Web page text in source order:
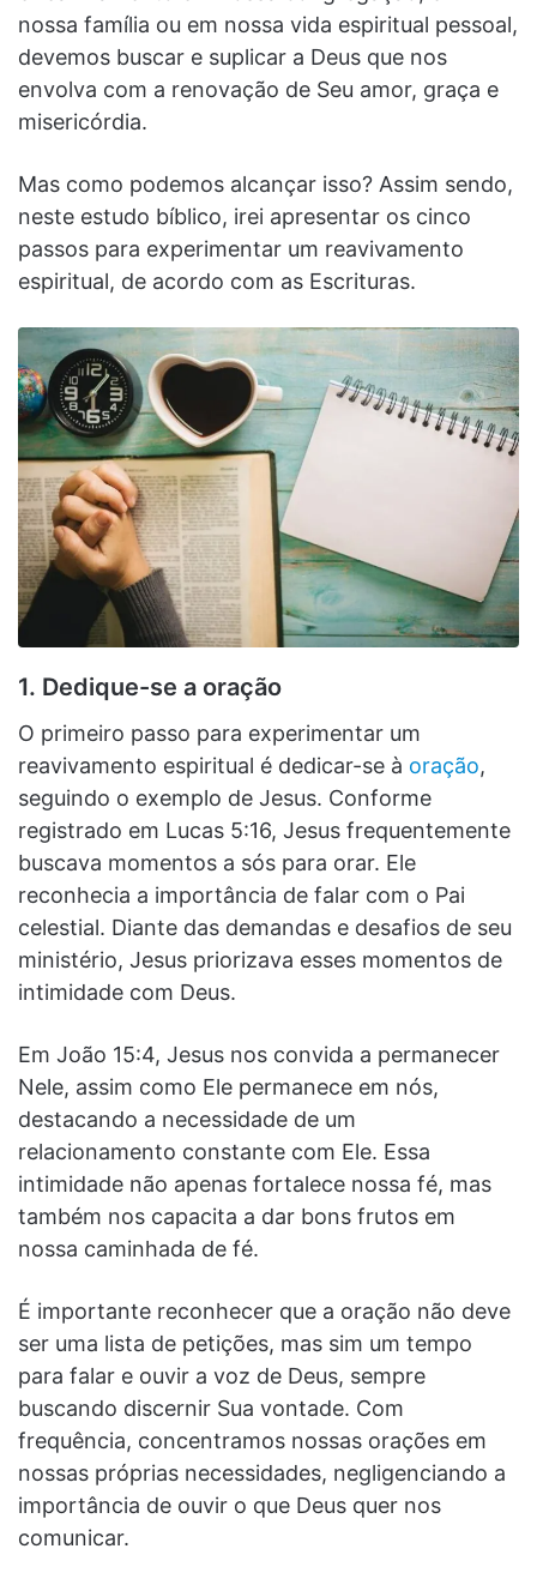
nossa família ou em nossa vida espiritual pessoal,
devemos buscar e suplicar a Deus que nos
envolva com a renovação de Seu amor, graça e
misericórdia.
Mas como podemos alcançar isso? Assim sendo,
neste estudo bíblico, irei apresentar os cinco
passos para experimentar um reavivamento
espiritual, de acordo com as Escrituras.
1. Dedique-se a oração
O primeiro passo para experimentar um
reavivamento espiritual é dedicar-se à oração,
seguindo o exemplo de Jesus. Conforme
registrado em Lucas 5:16, Jesus frequentemente
buscava momentos a sós para orar. Ele
reconhecia a importância de falar com o Pai
celestial. Diante das demandas e desafios de seu
ministério, Jesus priorizava esses momentos de
intimidade com Deus.
Em João 15:4, Jesus nos convida a permanecer
Nele, assim como Ele permanece em nós,
destacando a necessidade de um
relacionamento constante com Ele. Essa
intimidade não apenas fortalece nossa fé, mas
também nos capacita a dar bons frutos em
nossa caminhada de fé.
É importante reconhecer que a oração não deve
ser uma lista de petições, mas sim um tempo
para falar e ouvir a voz de Deus, sempre
buscando discernir Sua vontade. Com
frequência, concentramos nossas orações em
nossas próprias necessidades, negligenciando a
importância de ouvir o que Deus quer nos
comunicar.